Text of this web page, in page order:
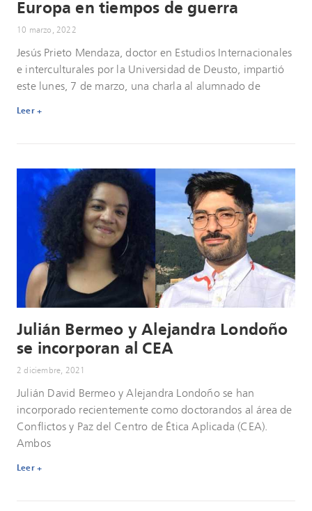
Europa en tiempos de guerra
10 marzo, 2022
Jesús Prieto Mendaza, doctor en Estudios Internacionales
e interculturales por la Universidad de Deusto, impartió
este lunes, 7 de marzo, una charla al alumnado de
Leer +
Julián Bermeo y Alejandra Londoño
se incorporan al CEA
2 diciembre, 2021
Julián David Bermeo y Alejandra Londoño se han
incorporado recientemente como doctorandos al área de
Conflictos y Paz del Centro de Ética Aplicada (CEA).
Ambos
Leer +